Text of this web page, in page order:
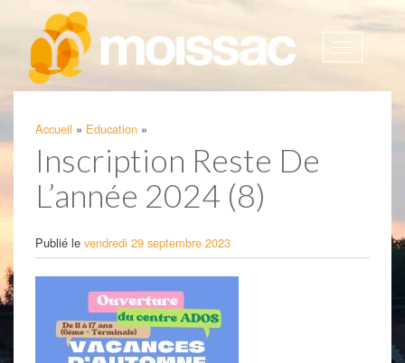
Afficher
Accueil » Education »
Inscription Reste De
L’année 2024 (8)
Publié le vendredi 29 septembre 2023